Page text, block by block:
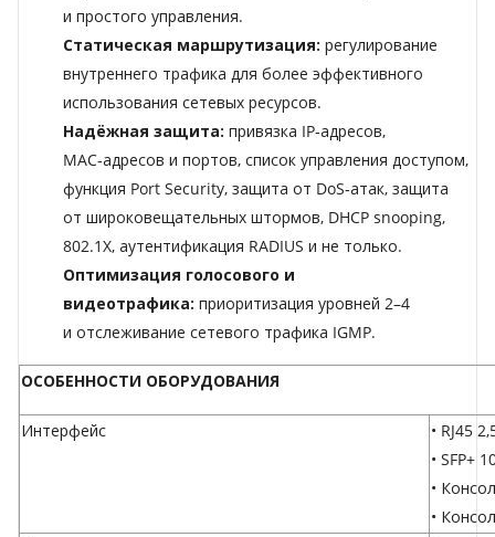
и простого управления.
Статическая маршрутизация: регулирование
внутреннего трафика для более эффективного
использования сетевых ресурсов.
Надёжная защита: привязка IP‑адресов,
MAC‑адресов и портов, список управления доступом,
функция Port Security, защита от DoS‑атак, защита
от широковещательных штормов, DHCP snooping,
802.1X, аутентификация RADIUS и не только.
Оптимизация голосового и
видеотрафика: приоритизация уровней 2–4
и отслеживание сетевого трафика IGMP.
ОСОБЕННОСТИ ОБОРУДОВАНИЯ
Интерфейс
• RJ45
• SFP+
•
•